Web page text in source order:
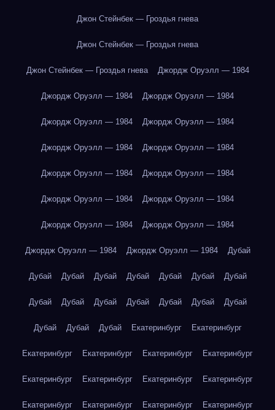
Джон Стейнбек — Гроздья гнева
Джон Стейнбек — Гроздья гнева
Джон Стейнбек — Гроздья гнева Джордж Оруэлл — 1984
Джордж Оруэлл — 1984 Джордж Оруэлл — 1984
Джордж Оруэлл — 1984 Джордж Оруэлл — 1984
Джордж Оруэлл — 1984 Джордж Оруэлл — 1984
Джордж Оруэлл — 1984 Джордж Оруэлл — 1984
Джордж Оруэлл — 1984 Джордж Оруэлл — 1984
Джордж Оруэлл — 1984 Джордж Оруэлл — 1984
Джордж Оруэлл — 1984 Джордж Оруэлл — 1984 Дубай
Дубай Дубай Дубай Дубай Дубай Дубай Дубай
Дубай Дубай Дубай Дубай Дубай Дубай Дубай
Дубай Дубай Дубай Екатеринбург Екатеринбург
Екатеринбург Екатеринбург Екатеринбург Екатеринбург
Екатеринбург Екатеринбург Екатеринбург Екатеринбург
Екатеринбург Екатеринбург Екатеринбург Екатеринбург